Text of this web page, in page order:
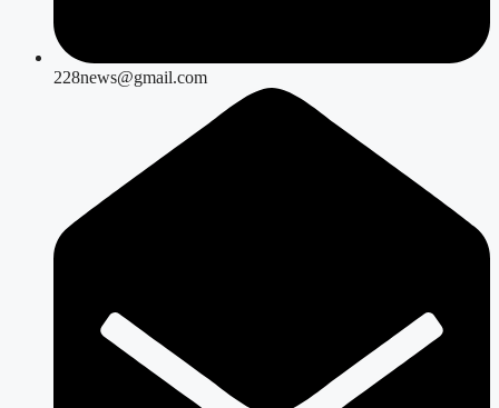
228news@gmail.com